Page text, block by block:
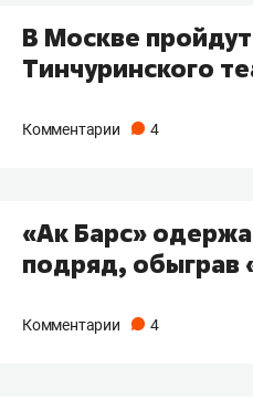
В Москве
Тинчуринского
Комментарии 4
«Ак Барс»
подряд, обыграв
Комментарии 4